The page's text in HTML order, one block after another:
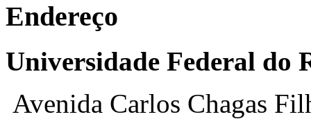
Endereço
Universidade Federal do
Avenida Carlos Chagas